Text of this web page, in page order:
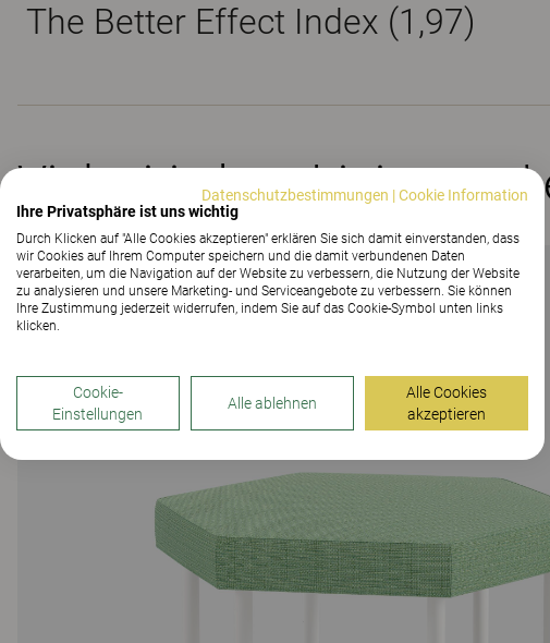
The Better Effect Index (1,97)
Vielseitig kombinier-
Datenschutzbestimmungen |Cookie Information
Ihre Privatsphäre ist uns wichtig
Durch Klicken auf "Alle Cookies akzeptieren" erklären Sie sich damit einverstanden, dass
wir Cookies auf Ihrem Computer speichern und die damit verbundenen Daten
verarbeiten, um die Navigation auf der Website zu verbessern, die Nutzung der Website
zu analysieren und unsere Marketing- und Serviceangebote zu verbessern. Sie können
Ihre Zustimmung jederzeit widerrufen, indem Sie auf das Cookie-Symbol unten links
klicken.
Cookie-
Einstellungen
Alle ablehnen
Alle Cookies
akzeptieren